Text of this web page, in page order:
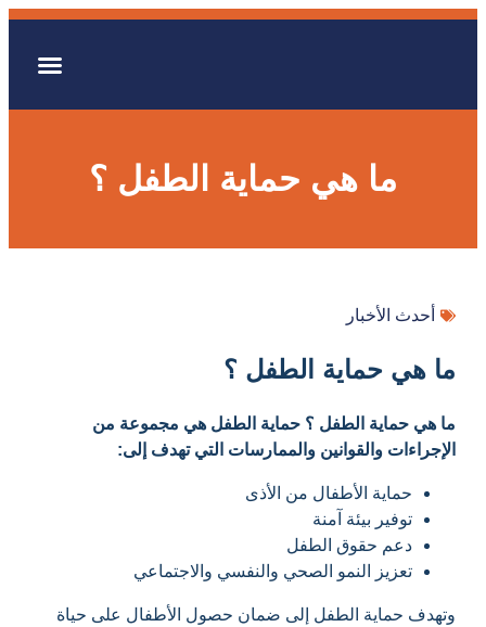
ما هي حماية الطفل ؟
أحدث الأخبار
ما هي حماية الطفل ؟
ما هي حماية الطفل ؟ حماية الطفل هي مجموعة من
الإجراءات والقوانين والممارسات التي تهدف إلى:
حماية الأطفال من الأذى
توفير بيئة آمنة
دعم حقوق الطفل
تعزيز النمو الصحي والنفسي والاجتماعي
وتهدف حماية الطفل إلى ضمان حصول الأطفال على حياة